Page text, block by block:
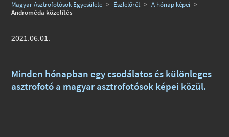
Magyar Asztrofotósok Egyesülete > Észlelőrét > A hónap képei >
Androméda közelítés
2021.06.01.
Minden hónapban egy csodálatos és különleges
asztrofotó a magyar asztrofotósok képei közül.